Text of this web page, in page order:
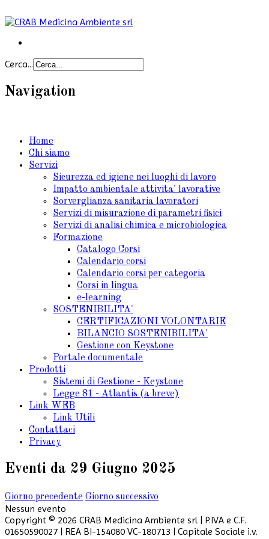
Cerca...
Navigation
Home
Chi siamo
Servizi
Sicurezza ed igiene nei luoghi di lavoro
Impatto ambientale attivita' lavorative
Sorverglianza sanitaria lavoratori
Servizi di misurazione di parametri fisici
Servizi di analisi chimica e microbiologica
Formazione
Catalogo Corsi
Calendario corsi
Calendario corsi per categoria
Corsi in lingua
e-learning
SOSTENIBILITA'
CERTIFICAZIONI VOLONTARIE
BILANCIO SOSTENIBILITA'
Gestione con Keystone
Portale documentale
Prodotti
Sistemi di Gestione - Keystone
Legge 81 - Atlantis (a breve)
Link WEB
Link Utili
Contattaci
Privacy
Eventi da 29 Giugno 2025
Giorno precedente Giorno successivo
Nessun evento
Copyright © 2026 CRAB Medicina Ambiente srl | P.IVA e C.F.
01650590027 | REA BI-154080 VC-180713 | Capitale Sociale i.v.